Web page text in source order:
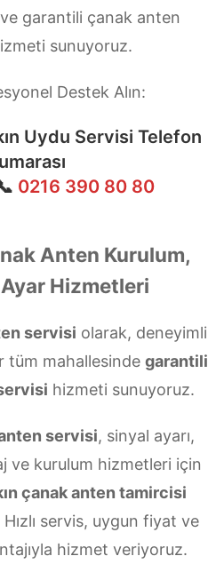
ve garantili çanak anten
sunuyoruz.
Destek Alın:
Uydu Servisi Telefon
0216 390 80 80
Anten Kurulum,
Hizmetleri
servisi olarak, deneyimli
tüm mahallesinde garantili
hizmeti sunuyoruz.
servisi, sinyal ayarı,
ve kurulum hizmetleri için
çanak anten tamircisi
Hızlı servis, uygun fiyat ve
hizmet veriyoruz.